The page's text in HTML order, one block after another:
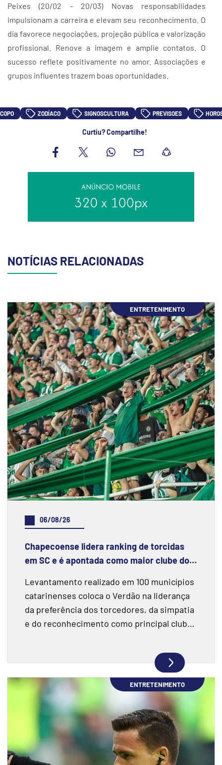
Peixes (20/02 - 20/03) Novas responsabilidades
impulsionam a carreira e elevam seu reconhecimento. O
dia favorece negociações, projeção pública e valorização
profissional. Renove a imagem e amplie contatos. O
sucesso reflete positivamente no amor. Associações e
grupos influentes trazem boas oportunidades.
ZODÍACO SIGNOSCULTURA PREVISOES
Curtiu? Compartilhe!
NOTÍCIAS RELACIONADAS
ENTRETENIMENTO
06/08/26
Chapecoense lidera ranking de torcidas
em SC e é apontada como maior clube do
Levantamento realizado em 100 municípios
catarinenses coloca o Verdão na liderança
da preferência dos torcedores, da simpatia
e do reconhecimento como principal clube
ENTRETENIMENTO